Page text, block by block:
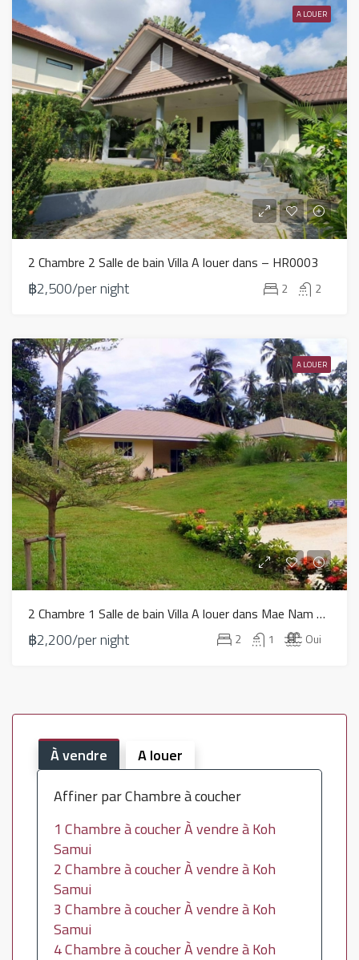
A LOUER
2 Chambre 2 Salle de bain Villa A louer dans – HR0003
฿2,500/per night 2 2
A LOUER
2 Chambre 1 Salle de bain Villa A louer dans Mae Nam – HR0049
฿2,200/per night 2 1 Oui
À vendre
A louer
Affiner par Chambre à coucher
1 Chambre à coucher À vendre à Koh
Samui
2 Chambre à coucher À vendre à Koh
Samui
3 Chambre à coucher À vendre à Koh
Samui
4 Chambre à coucher À vendre à Koh